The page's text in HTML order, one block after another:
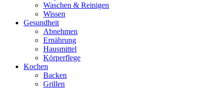
Waschen & Reinigen
Wissen
Gesundheit
Abnehmen
Ernährung
Hausmittel
Körperflege
Kochen
Backen
Grillen